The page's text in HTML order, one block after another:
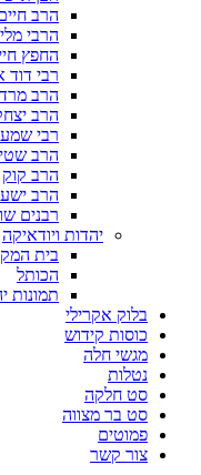
הרב
הרבי
החפץ
רבי דוד
הרב
הרב
רבי
הרב
הרב קוק
הרב
רבנים
יהדות ויודאיקה
בית
הכותל
תמונות
בלוק אקרילי
כוסות קידוש
מגשי חלה
נטלות
סט חלקה
סט בר מצווה
פמוטים
צור קשר